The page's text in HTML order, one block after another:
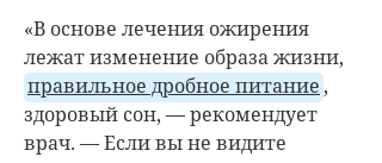
«В основе лечения ожирения
лежат изменение образа жизни,
правильное дробное питание ,
здоровый сон, — рекомендует
врач. — Если вы не видите